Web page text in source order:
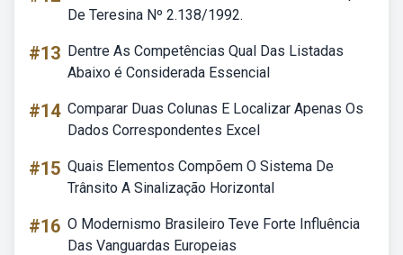
De Teresina Nº 2.138/1992.
#13 Dentre As Competências Qual Das Listadas
Abaixo é Considerada Essencial
#14 Comparar Duas Colunas E Localizar Apenas Os
Dados Correspondentes Excel
#15 Quais Elementos Compõem O Sistema De
Trânsito A Sinalização Horizontal
#16 O Modernismo Brasileiro Teve Forte Influência
Das Vanguardas Europeias